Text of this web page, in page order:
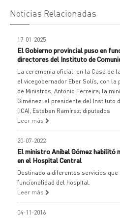
Noticias Relacionadas
17-01-2025
El Gobierno provincial puso en
directores del Instituto de
La ceremonia oficial, en la Casa de
el vicegobernador Eber Solís, con la
de Ministros, Antonio Ferreira; la
Giménez; el presidente del Instituto
(ICA), Esteban Ramírez; diputados
Leer más
20-07-2022
El ministro Aníbal Gómez habilitó
en el Hospital Central
Destinado a diferentes servicios
funcionalidad del hospital.
Leer más
04-11-2016